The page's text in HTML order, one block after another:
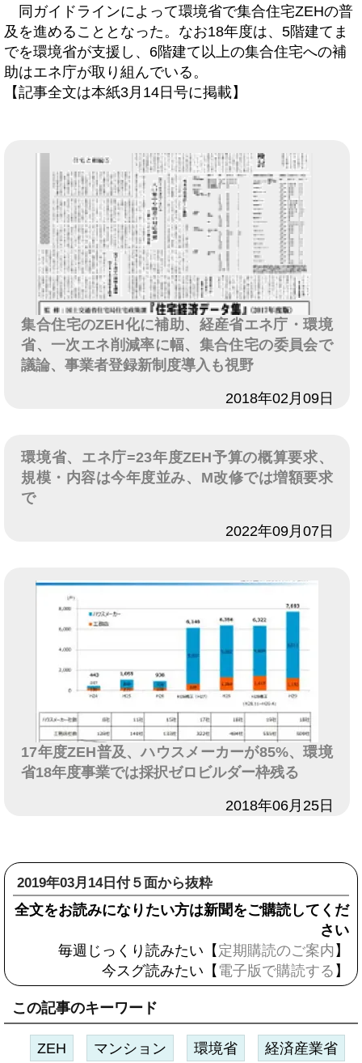
同ガイドラインによって環境省で集合住宅ZEHの普
及を進めることとなった。なお18年度は、5階建てま
でを環境省が支援し、6階建て以上の集合住宅への補
助はエネ庁が取り組んでいる。
【記事全文は本紙3月14日号に掲載】
集合住宅のZEH化に補助、経産省エネ庁・環境
省、一次エネ削減率に幅、集合住宅の委員会で
議論、事業者登録新制度導入も視野
2018年02月09日
環境省、エネ庁=23年度ZEH予算の概算要求、
規模・内容は今年度並み、M改修では増額要求
で
2022年09月07日
17年度ZEH普及、ハウスメーカーが85%、環境
省18年度事業では採択ゼロビルダー枠残る
2018年06月25日
2019年03月14日付５面から抜粋
全文をお読みになりたい方は新聞をご購読してくだ
さい
毎週じっくり読みたい【 定期購読のご案内 】
今スグ読みたい【 電子版で購読する 】
この記事のキーワード
ZEH マンション 環境省 経済産業省